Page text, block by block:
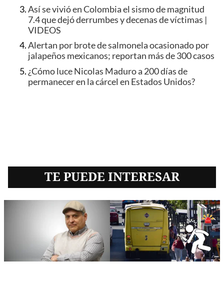
Así se vivió en Colombia el sismo de magnitud
7.4 que dejó derrumbes y decenas de víctimas |
VIDEOS
Alertan por brote de salmonela ocasionado por
jalapeños mexicanos; reportan más de 300 casos
¿Cómo luce Nicolas Maduro a 200 días de
permanecer en la cárcel en Estados Unidos?
TE PUEDE INTERESAR